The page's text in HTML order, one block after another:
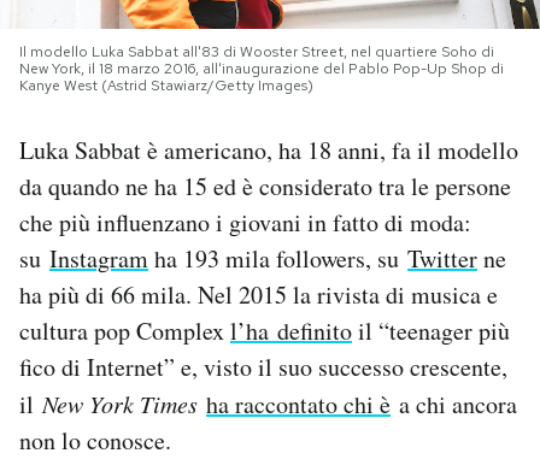
I MIEI PREFERITI
SHOP
CALENDARIO
AREA PERSONALE
Area Personale
Newsletter
Notifiche mobile
Regala il Post
Il modello Luka Sabbat all'83 di Wooster Street, nel quartiere Soho di
New York, il 18 marzo 2016, all'inaugurazione del Pablo Pop-Up Shop di
Kanye West (Astrid Stawiarz/Getty Images)
Luka Sabbat è americano, ha 18 anni, fa il modello
da quando ne ha 15 ed è considerato tra le persone
che più influenzano i giovani in fatto di moda:
su Instagramha 193 mila followers, su Twitterne
ha più di 66 mila. Nel 2015 la rivista di musica e
cultura pop Complexl’ha definitoil “teenager più
fico di Internet” e, visto il suo successo crescente,
ilNew York Times ha raccontato chi è a chi ancora
non lo conosce.